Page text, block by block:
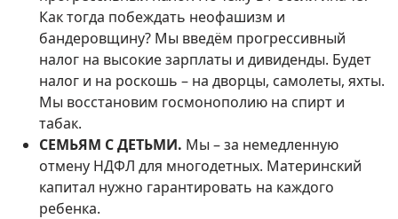
Как тогда побеждать неофашизм и
бандеровщину? Мы введём прогрессивный
налог на высокие зарплаты и дивиденды. Будет
налог и на роскошь – на дворцы, самолеты, яхты.
Мы восстановим госмонополию на спирт и
табак.
СЕМЬЯМ С ДЕТЬМИ. Мы – за немедленную
отмену НДФЛ для многодетных. Материнский
капитал нужно гарантировать на каждого
ребенка.